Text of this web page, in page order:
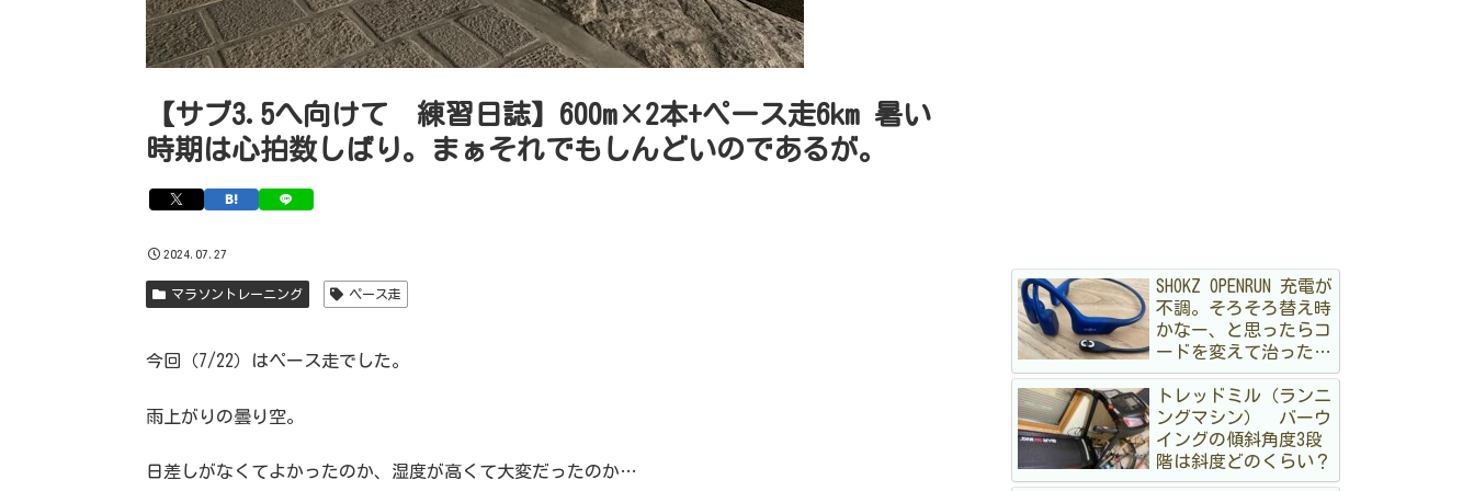
【サブ3.5へ向けて 練習日誌】600m×2本+ペース走6km 暑い
時期は心拍数しばり。まぁそれでもしんどいのであるが。
2024.07.27
マラソントレーニング ペース走
今回（7/22）はペース走でした。
雨上がりの曇り空。
日差しがなくてよかったのか、湿度が高くて大変だったのか…
SHOKZ OPENRUN 充電が
不調。そろそろ替え時
かなー、と思ったらコ
ードを変えて治ったハ
ナシ
トレッドミル（ランニ
ングマシン） バーウ
イングの傾斜角度3段
階は斜度どのくらい？